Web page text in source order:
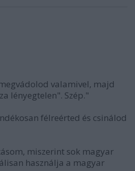
valamivel, majd
lényegtelen". Szép."
félreérted és csinálod
miszerint sok magyar
használja a magyar